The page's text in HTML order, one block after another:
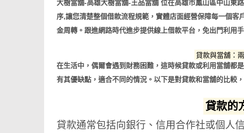
大樹當舖-高雄大樹當舖-王品當舖 位在高雄市鳳山區中山東
序,讓您清楚整個借款流程規範，實體店面經營保障每一個
金周轉。跟進網路時代進步提供線上借款平台，免出門利用
貸款與當舖：
在生活中，偶爾會遇到財務困難，這時候貸款或利用當舖都
有其優缺點，適合不同的情況。以下是對貸款和當舖的比較
貸款的
貸款通常包括向銀行、信用合作社或個人